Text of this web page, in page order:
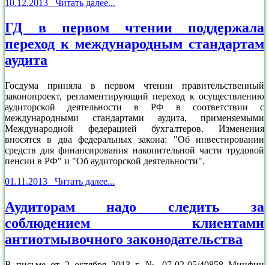
10.12.2013 Читать далее...
ГД в первом чтении поддержала
переход к международным стандартам
аудита
Госдума приняла в первом чтении правительственный
законопроект, регламентирующий переход к осуществлению
аудиторской деятельности в РФ в соответствии с
международными стандартами аудита, применяемыми
Международной федерацией бухгалтеров. Изменения
вносятся в два федеральных закона: "Об инвестировании
средств для финансирования накопительной части трудовой
пенсии в РФ" и "Об аудиторской деятельности".
01.11.2013 Читать далее...
Аудиторам надо следить за
соблюдением клиентами
антиотмывочного законодательства